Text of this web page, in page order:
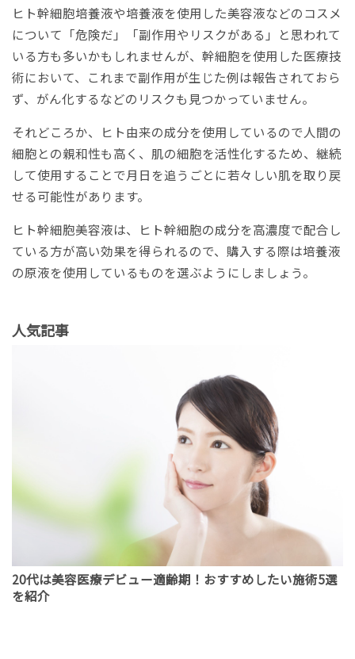
ヒト幹細胞培養液や培養液を使用した美容液などのコスメ
について「危険だ」「副作用やリスクがある」と思われて
いる方も多いかもしれませんが、幹細胞を使用した医療技
術において、これまで副作用が生じた例は報告されておら
ず、がん化するなどのリスクも見つかっていません。
それどころか、ヒト由来の成分を使用しているので人間の
細胞との親和性も高く、肌の細胞を活性化するため、継続
して使用することで月日を追うごとに若々しい肌を取り戻
せる可能性があります。
ヒト幹細胞美容液は、ヒト幹細胞の成分を高濃度で配合し
ている方が高い効果を得られるので、購入する際は培養液
の原液を使用しているものを選ぶようにしましょう。
人気記事
20代は美容医療デビュー適齢期！おすすめしたい施術5選
を紹介